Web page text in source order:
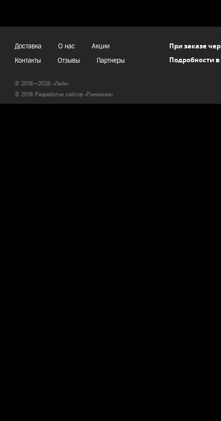
Доставка О нас
Акции
Контакты
Отзывы Партнеры
© 2018—2026 «Лайк»
© 2018 Разработка сайтов «Ринамика»
При заказе
Подробности